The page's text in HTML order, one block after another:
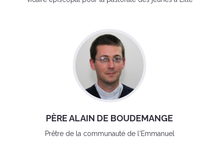
PÈRE ALAIN DE BOUDEMANGE
Prêtre de la communauté de l'Emmanuel